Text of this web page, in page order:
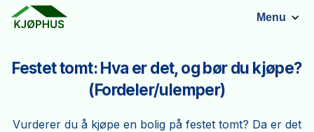
Menu
Festet tomt: Hva er det, og bør du kjøpe?
(Fordeler/ulemper)
Vurderer du å kjøpe en bolig på festet tomt? Da er det